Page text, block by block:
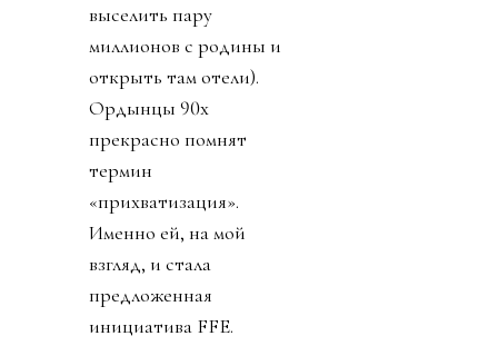
выселить пару
миллионов с родины и
открыть там отели).
Ордынцы 90х
прекрасно помнят
термин
«прихватизация».
Именно ей, на мой
взгляд, и стала
предложенная
инициатива FFE.